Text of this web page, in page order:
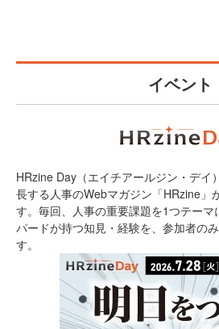
イベント
HRzine Day（エイチアールジン・デイ
長する人事のWebマガジン「HRzine」
す。毎回、人事の重要課題を1つテーマ
パードが持つ知見・経験を、参加者の
す。